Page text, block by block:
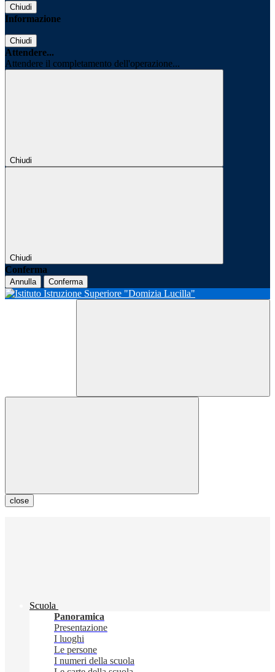
Chiudi
Informazione
Chiudi
Attendere...
Attendere il completamento dell'operazione...
Chiudi
Chiudi
Conferma
Annulla Conferma
close
Scuola
Panoramica
Presentazione
I luoghi
Le persone
I numeri della scuola